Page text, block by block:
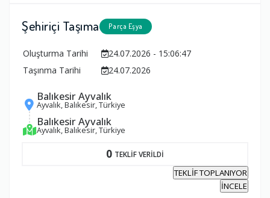
Şehiriçi Taşıma Parça Eşya
Oluşturma Tarihi
24.07.2026 - 15:06:47
Taşınma Tarihi
24.07.2026
Balıkesir Ayvalık
Ayvalık, Balıkesir, Türkiye
Balıkesir Ayvalık
Ayvalık, Balıkesir, Türkiye
0 TEKLİF VERİLDİ
TEKLİF TOPLANIYOR
İNCELE